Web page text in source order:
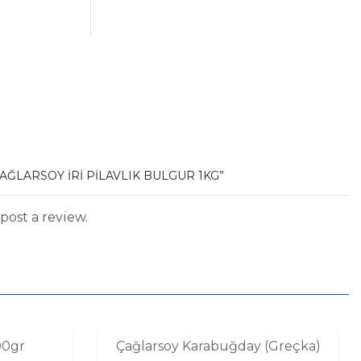
İRI PILAVLIK BULGUR 1KG”
a review.
Çağlarsoy Karabuğday (Greçka)